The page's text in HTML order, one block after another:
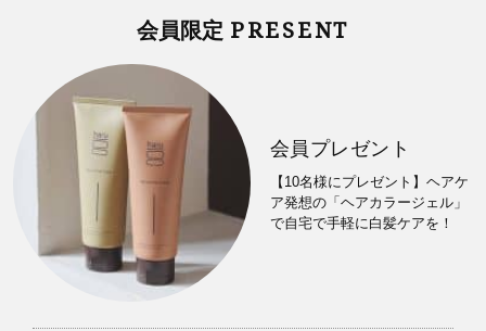
会員限定 PRESENT
会員プレゼント
【10名様にプレゼント】ヘアケ
ア発想の「ヘアカラージェル」
で自宅で手軽に白髪ケアを！